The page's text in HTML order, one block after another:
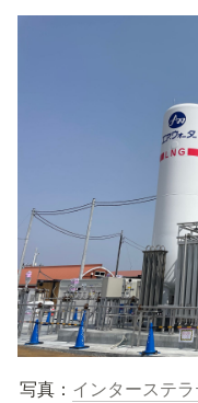
写真： インターステ